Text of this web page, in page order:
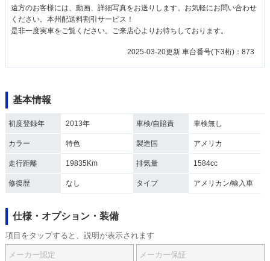
遠方のお客様には、動画、詳細写真をお送りします。お気軽にお問い合わせ
ください。本州配送料割引サービス！
是非一度実車をご覧ください。ご来店心よりお待ちしております。
2025-03-20更新 車台番号(下3桁)：873
基本情報
初度登録年 2013年 車検/自賠責 車検無し
カラー 特色 製造国 アメリカ
走行距離 19835Km 排気量 1584cc
修復歴 なし タイプ アメリカン/輸入車
仕様・オプション・装備
項目をタップすると、説明が表示されます
メーカー認定 メーカー保証